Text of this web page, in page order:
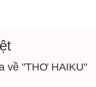
về "THƠ HAIKU"